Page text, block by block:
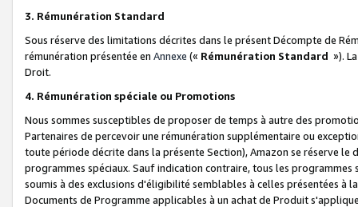
3. Rémunération Standard
Sous réserve des limitations décrites dans le présent Décompte de
rémunération présentée en Annexe (« Rémunération Standard »).
Droit.
4. Rémunération spéciale ou Promotions
Nous sommes susceptibles de proposer de temps à autre des
Partenaires de percevoir une rémunération supplémentaire ou
toute période décrite dans la présente Section), Amazon se réserve
programmes spéciaux. Sauf indication contraire, tous les
soumis à des exclusions d'éligibilité semblables à celles présentées à
Documents de Programme applicables à un achat de Produit